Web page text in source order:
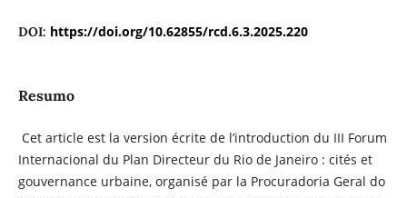
DOI: https://doi.org/10.62855/rcd.6.3.2025.220
Resumo
Cet article est la version écrite de l’introduction du III Forum
Internacional du Plan Directeur du Rio de Janeiro : cités et
gouvernance urbaine, organisé par la Procuradoria Geral do